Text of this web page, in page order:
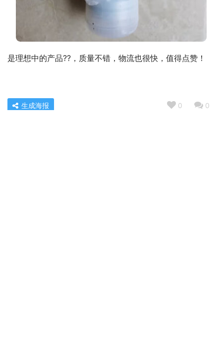
是理想中的产品??，质量不错，物流也很快，值得点赞！
0 0
生成海报